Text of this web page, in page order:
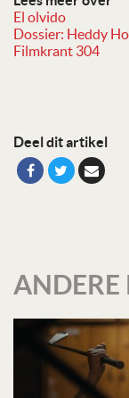
El olvido
Dossier: Heddy
Filmkrant 304
Deel dit artikel
ANDERE